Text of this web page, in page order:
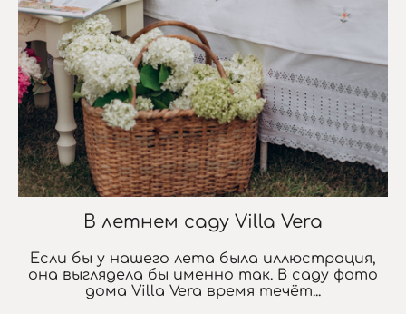
В летнем саду Villa Vera
Если бы у нашего лета была иллюстрация,
она выглядела бы именно так. В саду фото
дома Villa Vera время течёт...